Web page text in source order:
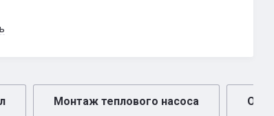
Монтаж теплового насоса